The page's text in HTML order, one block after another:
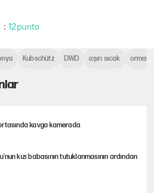
:12punto
kavga kamerada
kızı babasının tutuklanmasının ardından
Kubschütz DWD aşırı sıcak orman